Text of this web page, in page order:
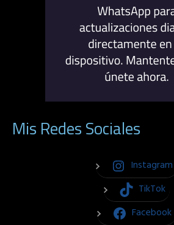
Mis Redes Sociales
Instagram
TikTok
Facebook